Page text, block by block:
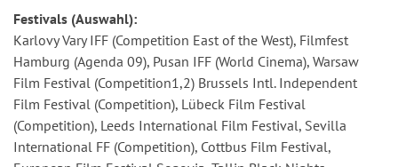
Festivals (Auswahl):
Karlovy Vary IFF (Competition East of the West), Filmfest
Hamburg (Agenda 09), Pusan IFF (World Cinema), Warsaw
Film Festival (Competition1,2) Brussels Intl. Independent
Film Festival (Competition), Lübeck Film Festival
(Competition), Leeds International Film Festival, Sevilla
International FF (Competition), Cottbus Film Festival,